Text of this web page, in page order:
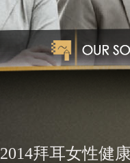
2014拜耳女性健